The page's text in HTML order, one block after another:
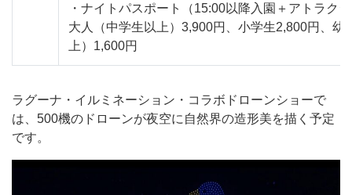
・ナイトパスポート（15:00以降入園＋アトラク
大人（中学生以上）3,900円、小学生2,800円、幼
上）1,600円
ラグーナ・イルミネーション・コラボドローンショーで
は、500機のドローンが夜空に自然界の造形美を描く予定
です。